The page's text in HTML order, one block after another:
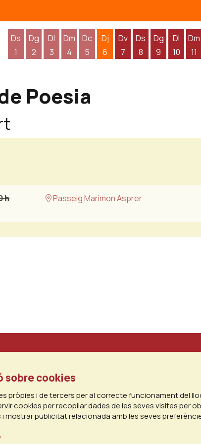
Ds
1
Dg
2
Dl
3
Dm
4
Dc
5
Dj
6
Dv
7
Ds
8
Dg
9
Dl
10
Dm
11
Poesia
h Passeig Marimon Asprer
sobre cookies
pròpies i de tercers per al correcte funcionament del
cookies per recopilar dades de les seves visites per
mostrar publicitat relacionada amb les seves